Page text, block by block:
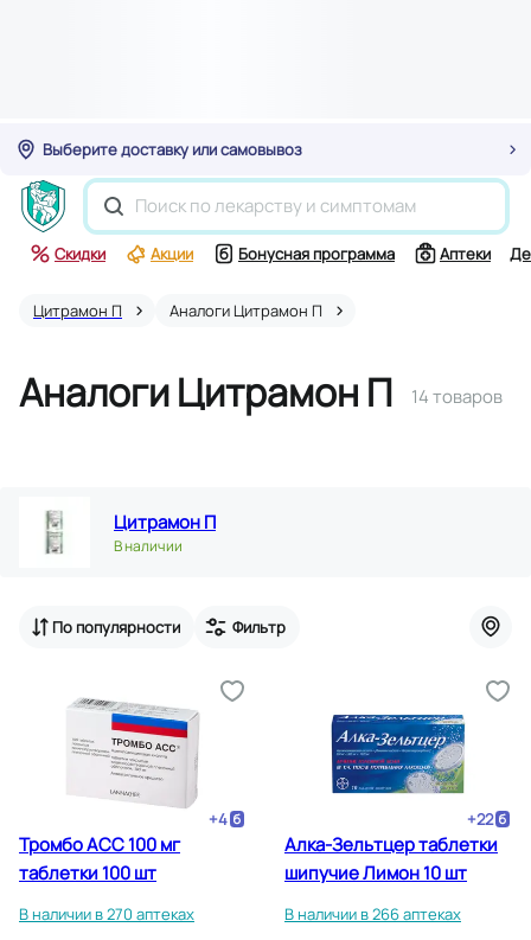
Выберите доставку или самовывоз
Скидки Акции Бонусная программа Аптеки
Цитрамон П Аналоги Цитрамон П
Аналоги Цитрамон П 14 товаров
Цитрамон П
В наличии
По популярности Фильтр
+4
Тромбо АСС 100 мг
таблетки 100 шт
В наличии в 270 аптеках
+22
Алка-Зельтцер таблетки
шипучие Лимон 10 шт
В наличии в 266 аптеках